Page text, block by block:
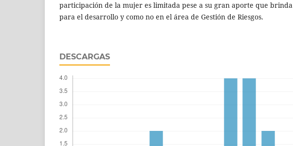
participación de la mujer es limitada pese a su gran aporte que brinda
para el desarrollo y como no en el área de Gestión de Riesgos.
DESCARGAS